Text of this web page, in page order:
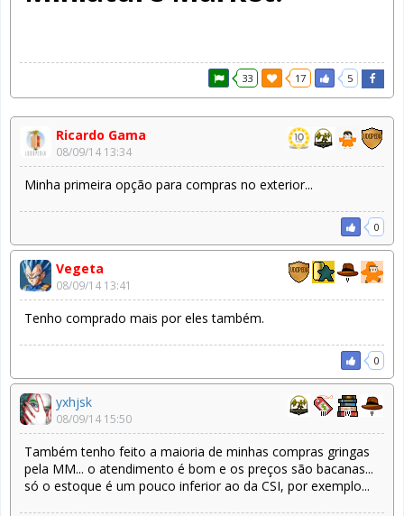
33 17 5
Ricardo Gama
08/09/14 13:34
Minha primeira opção para compras no exterior...
0
Vegeta
08/09/14 13:41
Tenho comprado mais por eles também.
0
yxhjsk
08/09/14 15:50
Também tenho feito a maioria de minhas compras gringas
pela MM... o atendimento é bom e os preços são bacanas...
só o estoque é um pouco inferior ao da CSI, por exemplo...